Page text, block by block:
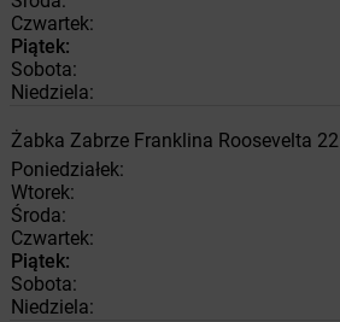
Czwartek:
Piątek:
Sobota:
Niedziela:
Żabka Zabrze Franklina Roosevelta 22
Poniedziałek:
Wtorek:
Środa:
Czwartek:
Piątek:
Sobota:
Niedziela: